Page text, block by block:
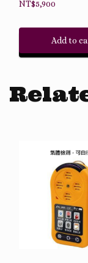
NT$5,900
Add to